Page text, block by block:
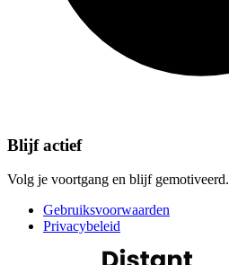
Blijf actief
Volg je voortgang en blijf gemotiveerd.
Gebruiksvoorwaarden
Privacybeleid